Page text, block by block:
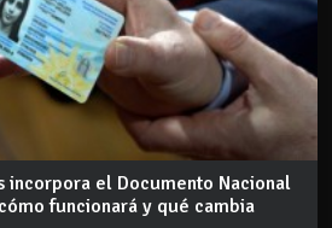
incorpora el Documento Nacional
funcionará y qué cambia